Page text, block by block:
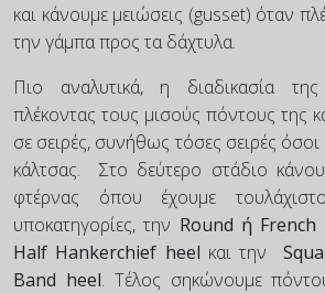
και κάνουμε μειώσεις (gusset) όταν
την γάμπα προς τα δάχτυλα.
Πιο αναλυτικά, η διαδικασία της
πλέκοντας τους μισούς πόντους της
σε σειρές, συνήθως τόσες σειρές όσοι
κάλτσας. Στο δεύτερο στάδιο
φτέρνας όπου έχουμε
υποκατηγορίες, την Round ή French
Half Hankerchief heel και την
Band heel. Τέλος σηκώνουμε